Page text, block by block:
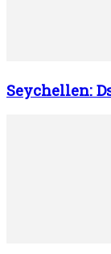
Seychellen: